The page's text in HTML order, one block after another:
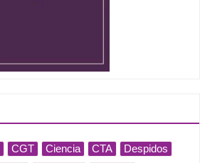
CGT Ciencia CTA
Despidos